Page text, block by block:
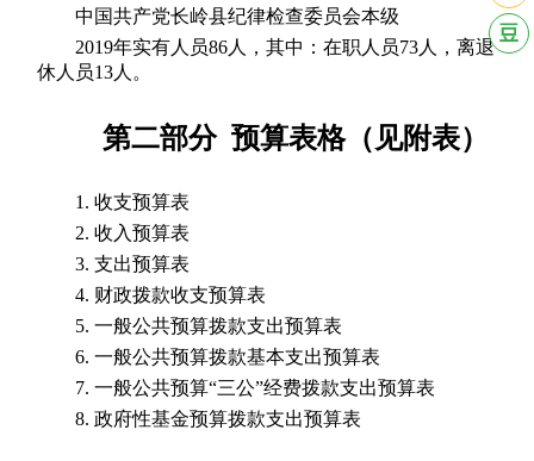
中国共产党长岭县纪律检查委员会本级
2019年实有人员86人，其中：在职人员73人，离退
休人员13人。
第二部分 预算表格（见附表）
1. 收支预算表
2. 收入预算表
3. 支出预算表
4. 财政拨款收支预算表
5. 一般公共预算拨款支出预算表
6. 一般公共预算拨款基本支出预算表
7. 一般公共预算“三公”经费拨款支出预算表
8. 政府性基金预算拨款支出预算表